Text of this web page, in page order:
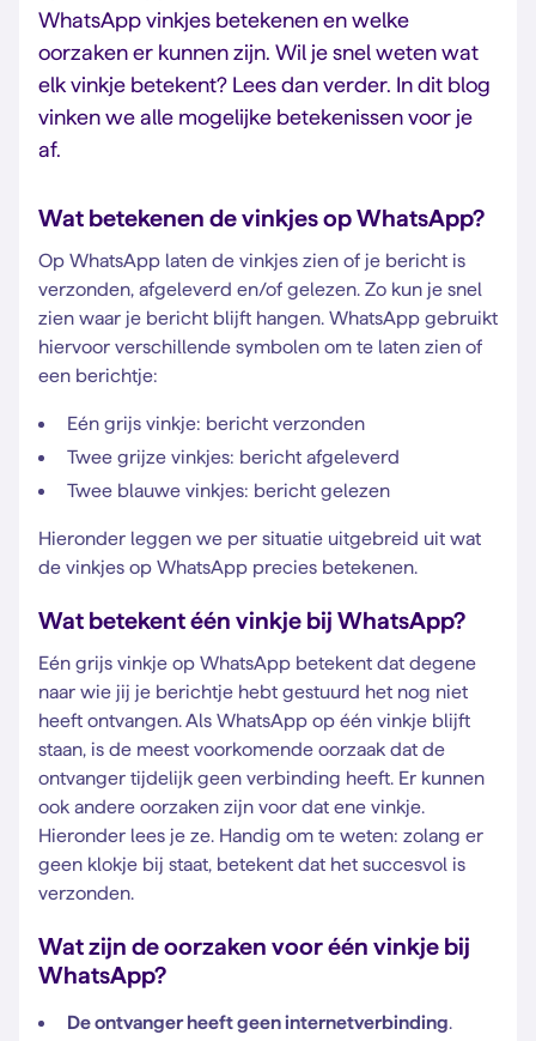
WhatsApp vinkjes betekenen en welke
oorzaken er kunnen zijn. Wil je snel weten wat
elk vinkje betekent? Lees dan verder. In dit blog
vinken we alle mogelijke betekenissen voor je
af.
Wat betekenen de vinkjes op WhatsApp?
Op WhatsApp laten de vinkjes zien of je bericht is
verzonden, afgeleverd en/of gelezen. Zo kun je snel
zien waar je bericht blijft hangen. WhatsApp gebruikt
hiervoor verschillende symbolen om te laten zien of
een berichtje:
Eén grijs vinkje: bericht verzonden
Twee grijze vinkjes: bericht afgeleverd
Twee blauwe vinkjes: bericht gelezen
Hieronder leggen we per situatie uitgebreid uit wat
de vinkjes op WhatsApp precies betekenen.
Wat betekent één vinkje bij WhatsApp?
Eén grijs vinkje op WhatsApp betekent dat degene
naar wie jij je berichtje hebt gestuurd het nog niet
heeft ontvangen. Als WhatsApp op één vinkje blijft
staan, is de meest voorkomende oorzaak dat de
ontvanger tijdelijk geen verbinding heeft. Er kunnen
ook andere oorzaken zijn voor dat ene vinkje.
Hieronder lees je ze. Handig om te weten: zolang er
geen klokje bij staat, betekent dat het succesvol is
verzonden.
Wat zijn de oorzaken voor één vinkje bij
WhatsApp?
De ontvanger heeft geen internetverbinding.